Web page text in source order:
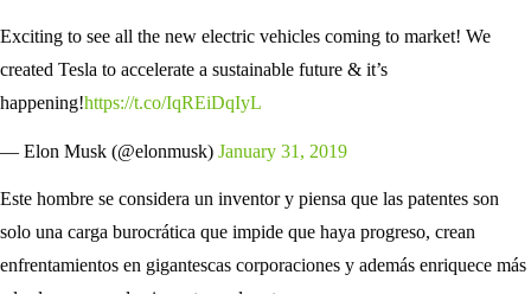
Exciting to see all the new electric vehicles coming to market! We
created Tesla to accelerate a sustainable future & it’s
happening!https://t.co/IqREiDqIyL
— Elon Musk (@elonmusk) January 31, 2019
Este hombre se considera un inventor y piensa que las patentes son
solo una carga burocrática que impide que haya progreso, crean
enfrentamientos en gigantescas corporaciones y además enriquece más